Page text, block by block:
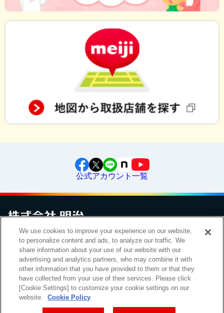
公式アカウント一覧
お問い合わせ サイトマップ個人情報保護について電子公告
アクセシビリティへの対応方針ご利用規約明治グループのDX
Cookie Settings
明治ホールディングス株式会社 （ ｜ 簡体 ）
Meiji Seika ファルマ株式会社
We use cookies to improve your experience on our website,
to personalize content and ads, to analyze our traffic. We
share information about your use of our website with our
advertising and analytics partners, who may combine it with
other information that you have provided to them or that they
have collected from your use of their services. Please click
[Cookie Settings] to customize your cookie settings on our
website.
Cookie Policy